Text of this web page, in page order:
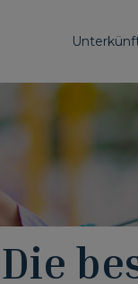
Die